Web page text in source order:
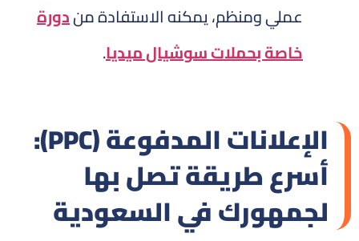
عملي ومنظم، يمكنه الاستفادة مندورة
خاصة بحملات سوشيال ميديا.
الإعلانات المدفوعة (PPC):
أسرع طريقة تصل بها
لجمهورك في السعودية